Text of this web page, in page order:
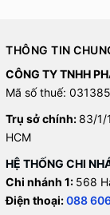
THÔNG TIN
CÔNG TY TNHH
Mã số thuế:
Trụ sở chính: 83/1/
HCM
HỆ THỐNG CHI
Chi nhánh 1: 568
Điện thoại:088